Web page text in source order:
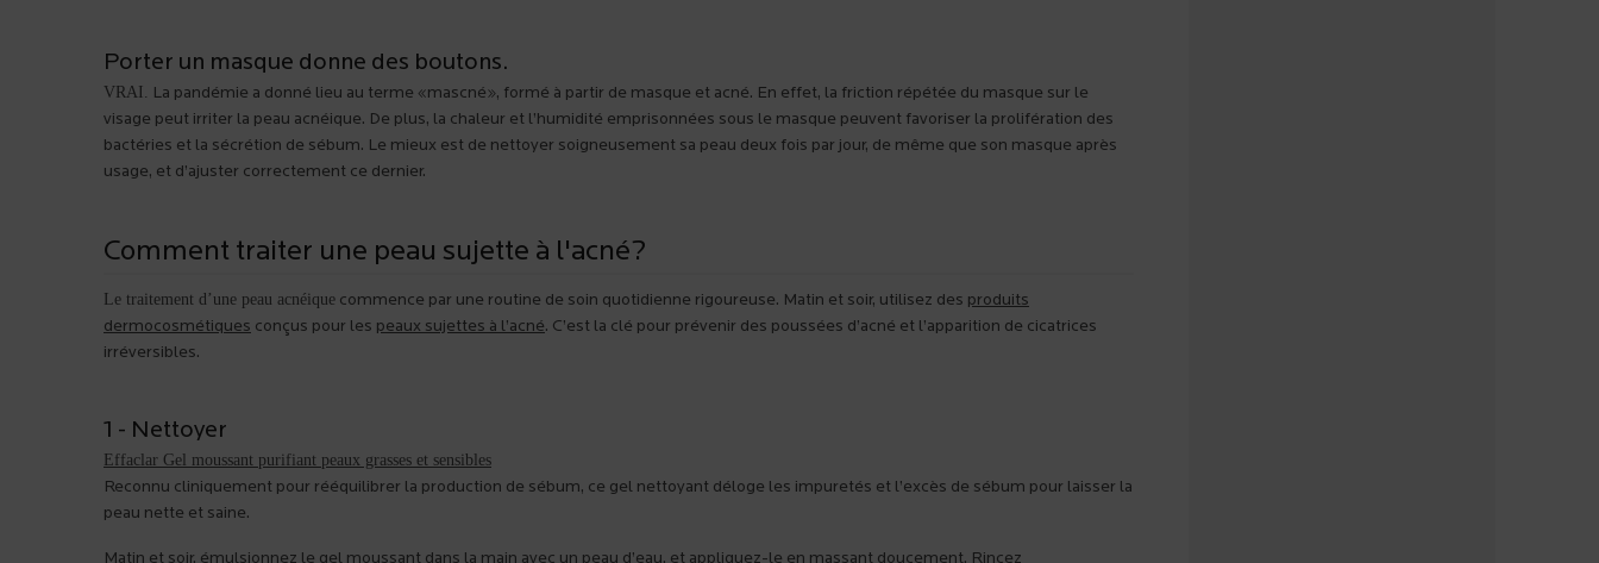
Porter un masque donne des boutons.
VRAI.
La pandémie a donné lieu au terme «mascné», formé à partir de masque et acné. En effet, la friction répétée du masque sur le
visage peut irriter la peau acnéique. De plus, la chaleur et l’humidité emprisonnées sous le masque peuvent favoriser la prolifération des
bactéries et la sécrétion de sébum. Le mieux est de nettoyer soigneusement sa peau deux fois par jour, de même que son masque après
usage, et d’ajuster correctement ce dernier.
Comment traiter une peau sujette à l'acné?
Le traitement d’une peau acnéique commence par une routine de soin quotidienne rigoureuse. Matin et soir, utilisez des produits
dermocosmétiques conçus pour les peaux sujettes à l’acné. C’est la clé pour prévenir des poussées d’acné et l’apparition de cicatrices
irréversibles.
1 - Nettoyer
Effaclar Gel moussant purifiant peaux grasses et sensibles
Reconnu cliniquement pour rééquilibrer la production de sébum, ce gel nettoyant déloge les impuretés et l’excès de sébum pour laisser la
peau nette et saine.
Matin et soir, émulsionnez le gel moussant dans la main avec un peau d’eau, et appliquez-le en massant doucement. Rincez